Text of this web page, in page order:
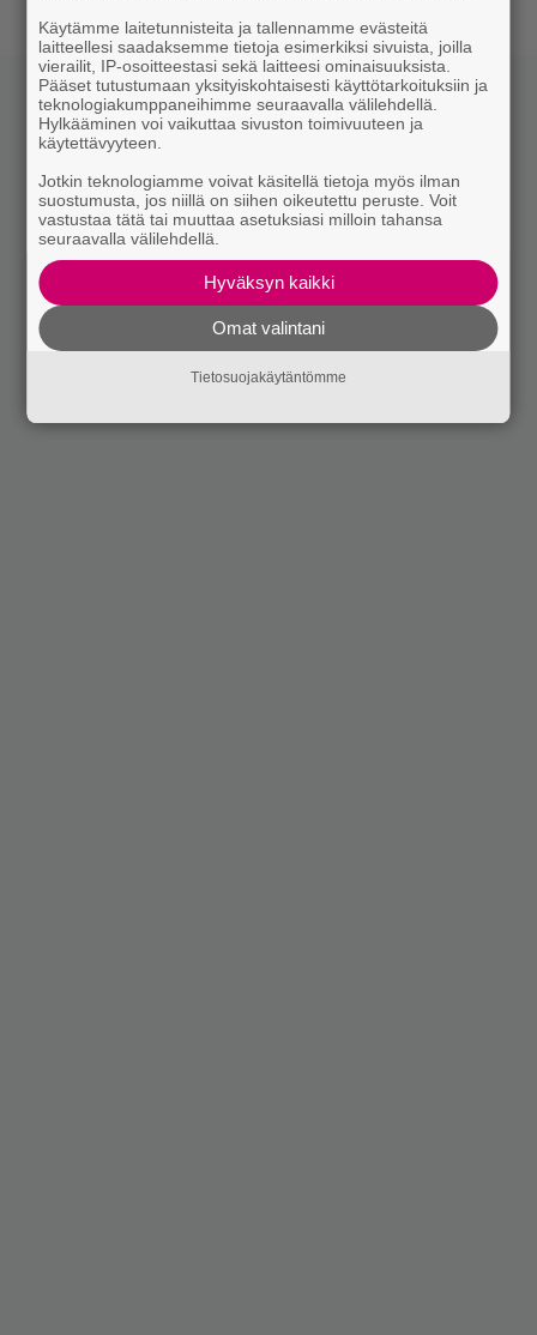
Käytämme laitetunnisteita ja tallennamme evästeitä
laitteellesi saadaksemme tietoja esimerkiksi sivuista, joilla
vierailit, IP-osoitteestasi sekä laitteesi ominaisuuksista.
Pääset tutustumaan yksityiskohtaisesti käyttötarkoituksiin ja
teknologiakumppaneihimme seuraavalla välilehdellä.
Hylkääminen voi vaikuttaa sivuston toimivuuteen ja
käytettävyyteen.
Jotkin teknologiamme voivat käsitellä tietoja myös ilman
suostumusta, jos niillä on siihen oikeutettu peruste. Voit
vastustaa tätä tai muuttaa asetuksiasi milloin tahansa
seuraavalla välilehdellä.
Hyväksyn kaikki
Omat valintani
Tietosuojakäytäntömme